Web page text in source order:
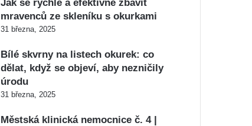
Jak se rychle a efektivně zbavit
mravenců ze skleníku s okurkami
31 března, 2025
Bílé skvrny na listech okurek: co
dělat, když se objeví, aby nezničily
úrodu
31 března, 2025
Městská klinická nemocnice č. 4 |